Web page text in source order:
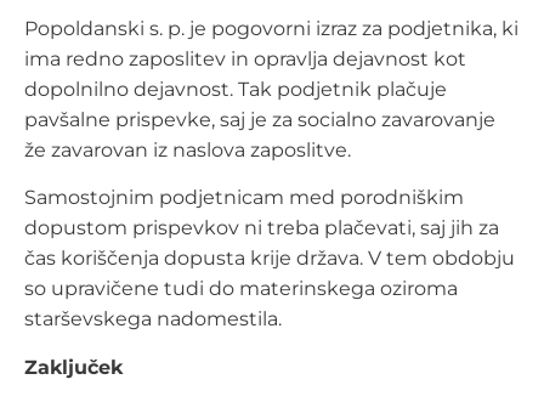
Popoldanski s. p. je pogovorni izraz za podjetnika, ki
ima redno zaposlitev in opravlja dejavnost kot
dopolnilno dejavnost. Tak podjetnik plačuje
pavšalne prispevke, saj je za socialno zavarovanje
že zavarovan iz naslova zaposlitve.
Samostojnim podjetnicam med porodniškim
dopustom prispevkov ni treba plačevati, saj jih za
čas koriščenja dopusta krije država. V tem obdobju
so upravičene tudi do materinskega oziroma
starševskega nadomestila.
Zaključek